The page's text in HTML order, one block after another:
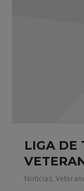
LIGA DE
Noticias,